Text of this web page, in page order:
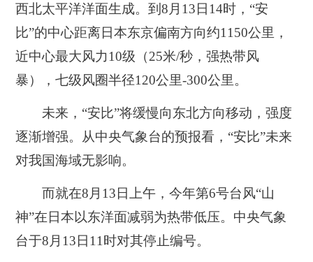
西北太平洋洋面生成。到8月13日14时，“安
比”的中心距离日本东京偏南方向约1150公里，
近中心最大风力10级（25米/秒，强热带风
暴），七级风圈半径120公里-300公里。
未来，“安比”将缓慢向东北方向移动，强度
逐渐增强。从中央气象台的预报看，“安比”未来
对我国海域无影响。
而就在8月13日上午，今年第6号台风“山
神”在日本以东洋面减弱为热带低压。中央气象
台于8月13日11时对其停止编号。